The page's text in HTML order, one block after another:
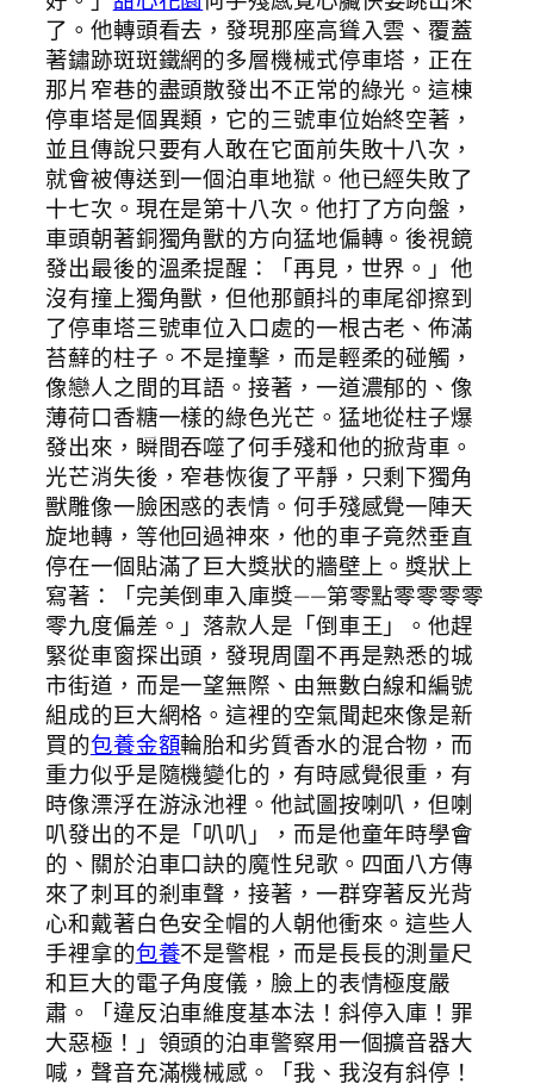
了。他轉頭看去，發現那座高聳入雲、覆蓋
著鏽跡斑斑鐵網的多層機械式停車塔，正在
那片窄巷的盡頭散發出不正常的綠光。這棟
停車塔是個異類，它的三號車位始終空著，
並且傳說只要有人敢在它面前失敗十八次，
就會被傳送到一個泊車地獄。他已經失敗了
十七次。現在是第十八次。他打了方向盤，
車頭朝著銅獨角獸的方向猛地偏轉。後視鏡
發出最後的溫柔提醒：「再見，世界。」他
沒有撞上獨角獸，但他那顫抖的車尾卻擦到
了停車塔三號車位入口處的一根古老、佈滿
苔蘚的柱子。不是撞擊，而是輕柔的碰觸，
像戀人之間的耳語。接著，一道濃郁的、像
薄荷口香糖一樣的綠色光芒。猛地從柱子爆
發出來，瞬間吞噬了何手殘和他的掀背車。
光芒消失後，窄巷恢復了平靜，只剩下獨角
獸雕像一臉困惑的表情。何手殘感覺一陣天
旋地轉，等他回過神來，他的車子竟然垂直
停在一個貼滿了巨大獎狀的牆壁上。獎狀上
寫著：「完美倒車入庫獎——第零點零零零零
零九度偏差。」落款人是「倒車王」。他趕
緊從車窗探出頭，發現周圍不再是熟悉的城
市街道，而是一望無際、由無數白線和編號
組成的巨大網格。這裡的空氣聞起來像是新
買的包養金額輪胎和劣質香水的混合物，而
重力似乎是隨機變化的，有時感覺很重，有
時像漂浮在游泳池裡。他試圖按喇叭，但喇
叭發出的不是「叭叭」，而是他童年時學會
的、關於泊車口訣的魔性兒歌。四面八方傳
來了刺耳的剎車聲，接著，一群穿著反光背
心和戴著白色安全帽的人朝他衝來。這些人
手裡拿的包養不是警棍，而是長長的測量尺
和巨大的電子角度儀，臉上的表情極度嚴
肅。「違反泊車維度基本法！斜停入庫！罪
大惡極！」領頭的泊車警察用一個擴音器大
喊，聲音充滿機械感。「我、我沒有斜停！